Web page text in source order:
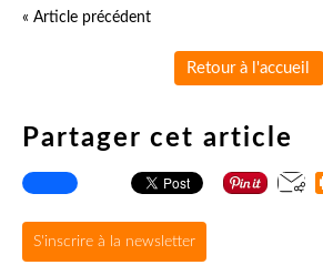
« Article précédent
Retour à l'accueil
Partager cet article
S'inscrire à la newsletter